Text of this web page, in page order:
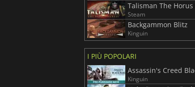
Talisman The Horus
Steam
Backgammon Blitz
Kinguin
I PIÙ POPOLARI
Kinguin